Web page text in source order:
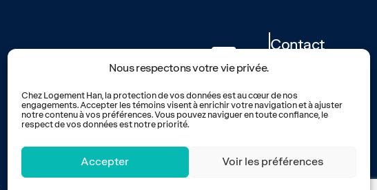
Nous respectons votre vie privée.
Chez Logement Han, la protection de vos données est au cœur de nos
engagements. Accepter les témoins visent à enrichir votre navigation et à ajuster
notre contenu à vos préférences. Vous pouvez naviguer en toute confiance, le
respect de vos données est notre priorité.
Accepter Voir les préférences
Contact
FAQ